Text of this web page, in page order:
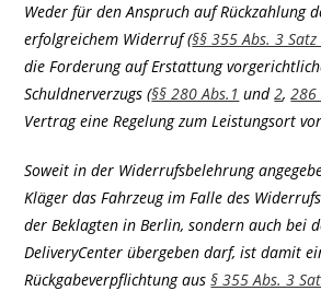
Weder für den Anspruch auf Rückzahlung
erfolgreichem Widerruf (§§ 355 Abs. 3
die Forderung auf Erstattung
Schuldnerverzugs (§§ 280 Abs.1 und2,286
Vertrag eine Regelung zum Leistungsort
Soweit in der Widerrufsbelehrung
Kläger das Fahrzeug im Falle des
der Beklagten in Berlin, sondern auch bei
DeliveryCenter übergeben darf, ist damit
Rückgabeverpflichtung aus§ 355 Abs. 3